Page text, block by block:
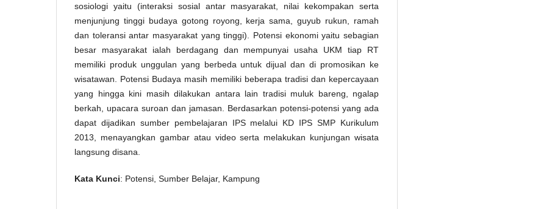
sosiologi yaitu (interaksi sosial antar masyarakat, nilai kekompakan serta
menjunjung tinggi budaya gotong royong, kerja sama, guyub rukun, ramah
dan toleransi antar masyarakat yang tinggi). Potensi ekonomi yaitu sebagian
besar masyarakat ialah berdagang dan mempunyai usaha UKM tiap RT
memiliki produk unggulan yang berbeda untuk dijual dan di promosikan ke
wisatawan. Potensi Budaya masih memiliki beberapa tradisi dan kepercayaan
yang hingga kini masih dilakukan antara lain tradisi muluk bareng, ngalap
berkah, upacara suroan dan jamasan. Berdasarkan potensi-potensi yang ada
dapat dijadikan sumber pembelajaran IPS melalui KD IPS SMP Kurikulum
2013, menayangkan gambar atau video serta melakukan kunjungan wisata
langsung disana.
Kata Kunci: Potensi, Sumber Belajar, Kampung